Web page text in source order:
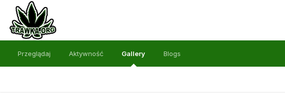
Przeglądaj Aktywność Gallery Blogs